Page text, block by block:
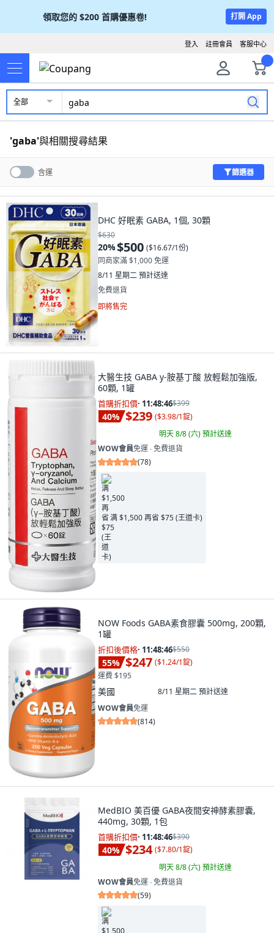
領取您的 $200 首購優惠卷! 打開 App
客服中心
註冊會員
登入
全部
'gaba'與相關搜尋結果
含運 篩選器
DHC 好眠素 GABA, 1個, 30顆
$630
20%$500 ($16.67/1份)
同商家滿 $1,000 免運
8/11 星期二預計送達
免費退貨
即將售完
大醫生技 GABA y-胺基丁酸 放輕鬆加強版,
60顆, 1罐
首購折扣價· 11:48:45$399
40% $239 ($3.98/1錠)
明天 8/8 (六)預計送達
WOW會員免運 ∙ 免費退貨
(78)
满 $1,500 再省 $75 (王道卡)
NOW Foods GABA素食膠囊 500mg, 200顆,
1罐
折扣後價格· 11:48:45$550
55% $247 ($1.24/1錠)
運費 $195
美國 8/11 星期二預計送達
WOW會員免運
(814)
MedBIO 美百優 GABA夜間安神酵素膠囊,
440mg, 30顆, 1包
首購折扣價· 11:48:45$390
40% $234 ($7.80/1錠)
明天 8/8 (六)預計送達
WOW會員免運 ∙ 免費退貨
(59)